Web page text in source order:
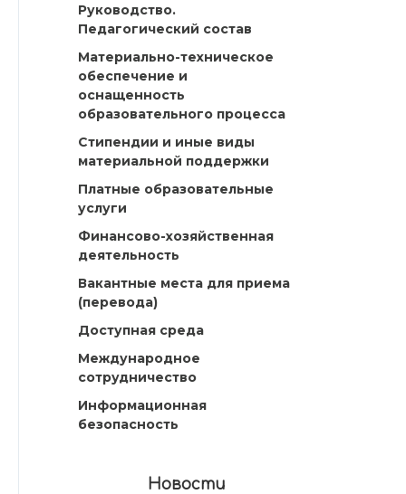
Руководство.
Педагогический состав
Материально-техническое
обеспечение и
оснащенность
образовательного процесса
Стипендии и иные виды
материальной поддержки
Платные образовательные
услуги
Финансово-хозяйственная
деятельность
Вакантные места для приема
(перевода)
Доступная среда
Международное
сотрудничество
Информационная
безопасность
Новости